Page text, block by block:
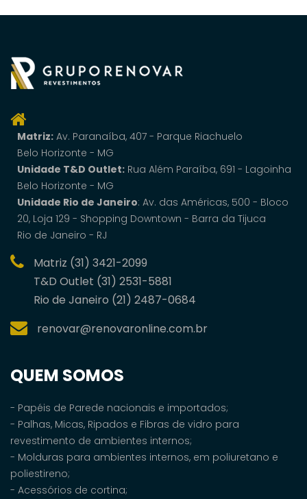
Matriz: Av. Paranaí­ba, 407 - Parque Riachuelo
Belo Horizonte - MG
Unidade T&D Outlet: Rua Além Paraíba, 691 - Lagoinha
Belo Horizonte - MG
Unidade Rio de Janeiro: Av. das Américas, 500 - Bloco
20, Loja 129 - Shopping Downtown - Barra da Tijuca
Rio de Janeiro - RJ
Matriz (31) 3421-2099
T&D Outlet (31) 2531-5881
Rio de Janeiro (21) 2487-0684
renovar@renovaronline.com.br
QUEM SOMOS
- Papéis de Parede nacionais e importados;
- Palhas, Micas, Ripados e Fibras de vidro para
revestimento de ambientes internos;
- Molduras para ambientes internos, em poliuretano e
poliestireno;
- Acessórios de cortina;